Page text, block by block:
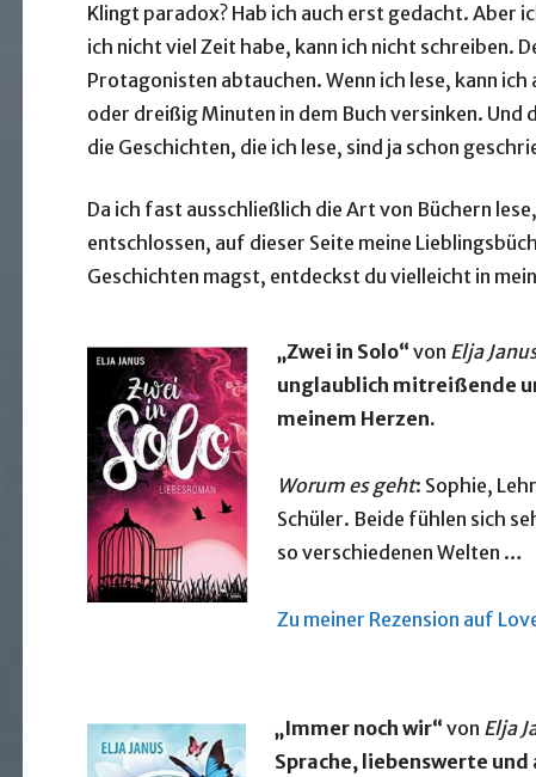
Klingt paradox? Hab ich auch erst gedacht. Aber
ich nicht viel Zeit habe, kann ich nicht schreiben.
Protagonisten abtauchen. Wenn ich lese, kann
oder dreißig Minuten in dem Buch versinken.
die Geschichten, die ich lese, sind ja schon
Da ich fast ausschließlich die Art von Büchern
entschlossen, auf dieser Seite meine
Geschichten magst, entdeckst du vielleicht in
„Zwei in Solo“ von Elja
unglaublich mitreißende
meinem Herzen.
Worum es geht: Sophie,
Schüler. Beide fühlen sich
so verschiedenen Welten …
Zu meiner Rezension auf
„Immer noch wir“ von Elja
Sprache, liebenswerte